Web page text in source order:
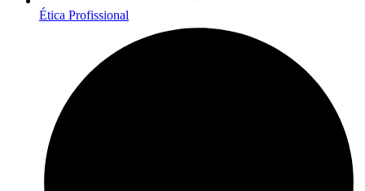
Ética Profissional